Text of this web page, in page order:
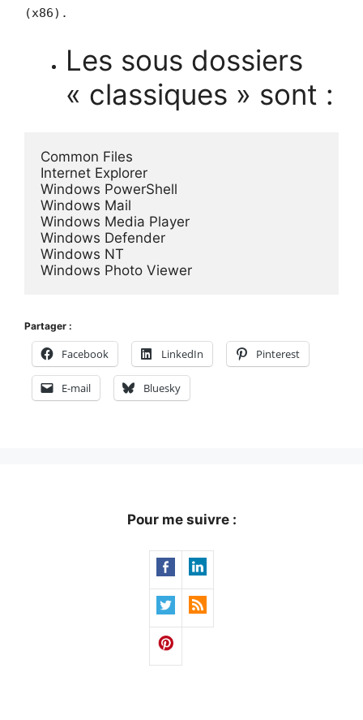
(x86).
Les sous dossiers
« classiques » sont :
Common Files
Internet Explorer
Windows PowerShell
Windows Mail
Windows Media Player
Windows Defender
Windows NT
Windows Photo Viewer
Partager :
Facebook LinkedIn Pinterest
E-mail Bluesky
Pour me suivre :